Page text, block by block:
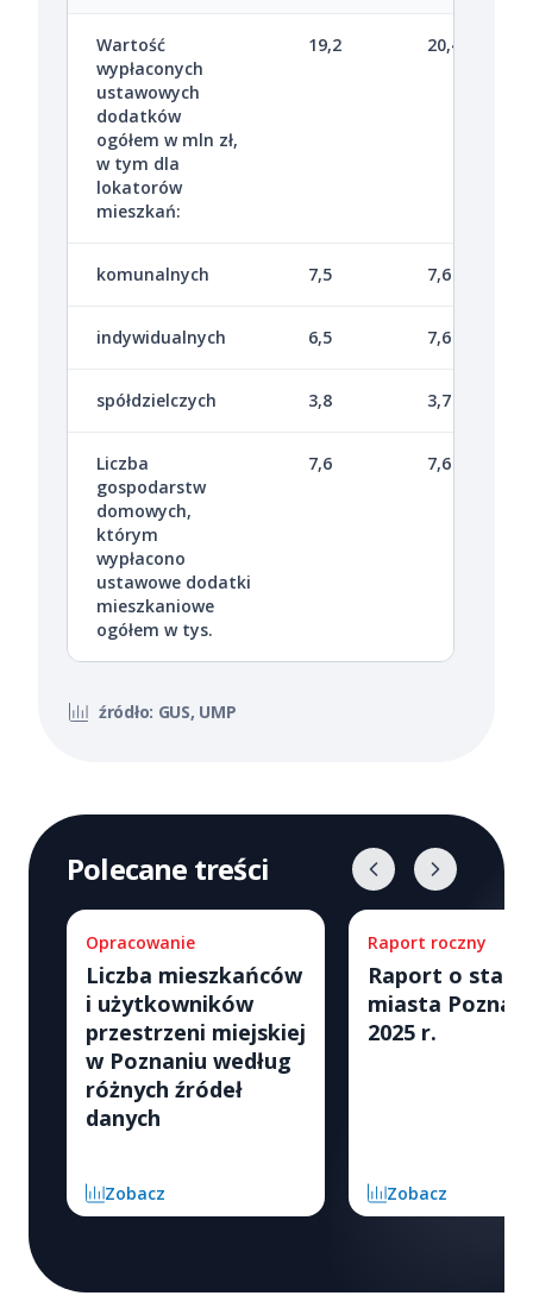
Wartość
wypłaconych
ustawowych
dodatków
ogółem w mln zł,
w tym dla
lokatorów
mieszkań:
19,2 20,4
komunalnych 7,5 7,6
indywidualnych 6,5 7,6
spółdzielczych 3,8 3,7
Liczba
gospodarstw
domowych,
którym
wypłacono
ustawowe dodatki
mieszkaniowe
ogółem w tys.
7,6 7,6
źródło: GUS, UMP
Polecane treści
Opracowanie
Liczba mieszkańców
i użytkowników
przestrzeni miejskiej
w Poznaniu według
różnych źródeł
danych
Zobacz
Raport roczny
Raport o
miasta
2025 r.
Zobacz